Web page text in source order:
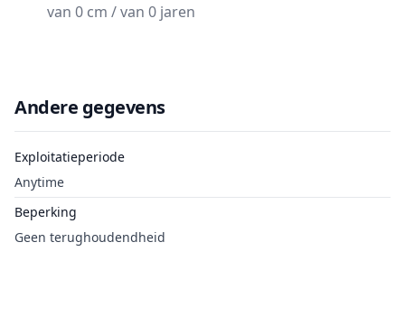
van 0 cm / van 0 jaren
Andere gegevens
Exploitatieperiode
Anytime
Beperking
Geen terughoudendheid